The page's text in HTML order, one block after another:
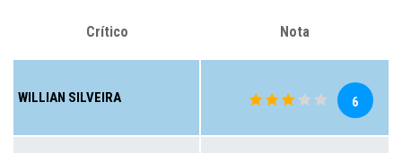
Crítico Nota
WILLIAN SILVEIRA 6